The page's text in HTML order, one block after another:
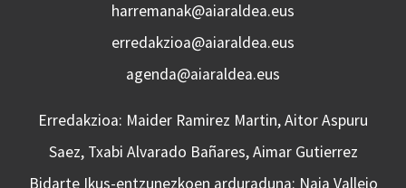
harremanak@aiaraldea.eus
erredakzioa@aiaraldea.eus
agenda@aiaraldea.eus
Erredakzioa: Maider Ramirez Martin, Aitor Aspuru
Saez, Txabi Alvarado Bañares, Aimar Gutierrez
Bidarte Ikus-entzunezkoen arduraduna: Naia Vallejo